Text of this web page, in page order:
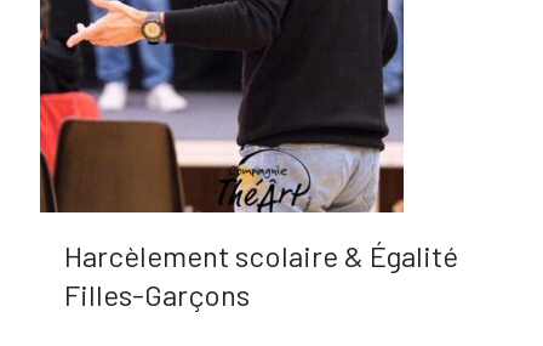
Harcèlement scolaire & Égalité
Filles-Garçons